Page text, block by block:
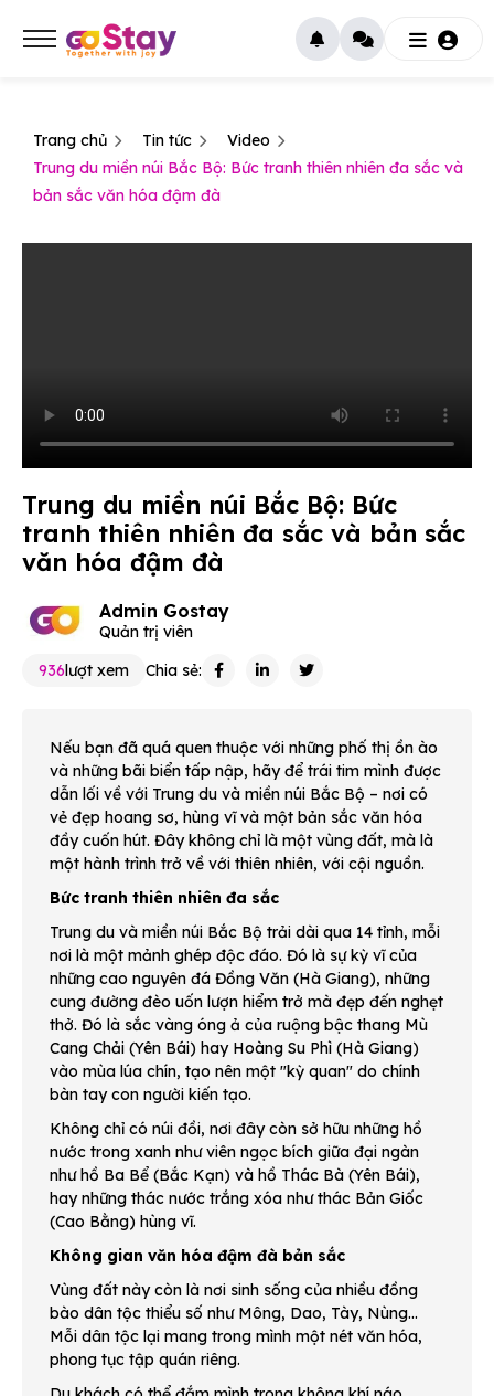
Trang chủ Tin tức
Video
Trung du miền núi Bắc Bộ: Bức tranh thiên nhiên đa sắc và
bản sắc văn hóa đậm đà
Trung du miền núi Bắc Bộ: Bức
tranh thiên nhiên đa sắc và bản sắc
văn hóa đậm đà
Admin Gostay
Quản trị viên
936lượt xem Chia sẻ:
Nếu bạn đã quá quen thuộc với những phố thị ồn ào
và những bãi biển tấp nập, hãy để trái tim mình được
dẫn lối về với Trung du và miền núi Bắc Bộ – nơi có
vẻ đẹp hoang sơ, hùng vĩ và một bản sắc văn hóa
đầy cuốn hút. Đây không chỉ là một vùng đất, mà là
một hành trình trở về với thiên nhiên, với cội nguồn.
Bức tranh thiên nhiên đa sắc
Trung du và miền núi Bắc Bộ trải dài qua 14 tỉnh, mỗi
nơi là một mảnh ghép độc đáo. Đó là sự kỳ vĩ của
những cao nguyên đá Đồng Văn (Hà Giang), những
cung đường đèo uốn lượn hiểm trở mà đẹp đến nghẹt
thở. Đó là sắc vàng óng ả của ruộng bậc thang Mù
Cang Chải (Yên Bái) hay Hoàng Su Phì (Hà Giang)
vào mùa lúa chín, tạo nên một "kỳ quan" do chính
bàn tay con người kiến tạo.
Không chỉ có núi đồi, nơi đây còn sở hữu những hồ
nước trong xanh như viên ngọc bích giữa đại ngàn
như hồ Ba Bể (Bắc Kạn) và hồ Thác Bà (Yên Bái),
hay những thác nước trắng xóa như thác Bản Giốc
(Cao Bằng) hùng vĩ.
Không gian văn hóa đậm đà bản sắc
Vùng đất này còn là nơi sinh sống của nhiều đồng
bào dân tộc thiểu số như Mông, Dao, Tày, Nùng...
Mỗi dân tộc lại mang trong mình một nét văn hóa,
phong tục tập quán riêng.